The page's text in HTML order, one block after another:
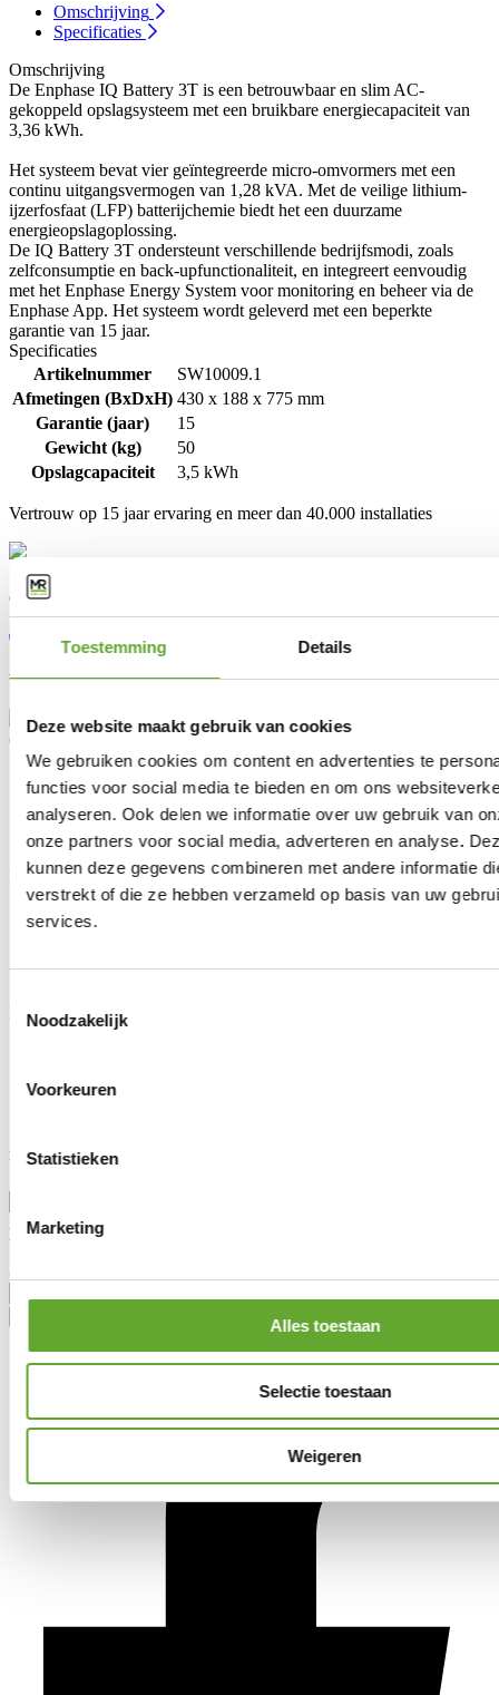
Toestemming Details
Deze website maakt gebruik van cookies
We gebruiken cookies om content en advertenties te
functies voor social media te bieden en om ons
analyseren. Ook delen we informatie over uw gebruik van
onze partners voor social media, adverteren en analyse.
kunnen deze gegevens combineren met andere informatie
verstrekt of die ze hebben verzameld op basis van uw
services.
Noodzakelijk
Voorkeuren
Statistieken
Marketing
Alles toestaan
Selectie toestaan
Weigeren
Omschrijving
Specificaties
Omschrijving
De Enphase IQ Battery 3T is een betrouwbaar en slim AC-
gekoppeld opslagsysteem met een bruikbare energiecapaciteit van
3,36 kWh.
Het systeem bevat vier geïntegreerde micro-omvormers met een
continu uitgangsvermogen van 1,28 kVA. Met de veilige lithium-
ijzerfosfaat (LFP) batterijchemie biedt het een duurzame
energieopslagoplossing.
De IQ Battery 3T ondersteunt verschillende bedrijfsmodi, zoals
zelfconsumptie en back-upfunctionaliteit, en integreert eenvoudig
met het Enphase Energy System voor monitoring en beheer via de
Enphase App. Het systeem wordt geleverd met een beperkte
garantie van 15 jaar.
Specificaties
Artikelnummer
SW10009.1
Afmetingen (BxDxH) 430 x 188 x 775 mm
Garantie (jaar)
15
Gewicht (kg)
50
Opslagcapaciteit
3,5 kWh
Vertrouw op 15 jaar ervaring en meer dan 40.000 installaties
Contacteer onze experten:
+31 (0)85 808 10 68
info@mrsolar.nl
We zijn bereikbaar van9:00-12:00en13:00-16:30uur.
Oplossingen
Industriële laadpalen
Industriële zonnepanelen
BESS
Energy Management System
Klantendienst
FAQ
Vraag advies aan
MR Solar
Lotto Cycling Team
Blijf op de hoogte
Aanhef
Voornaam